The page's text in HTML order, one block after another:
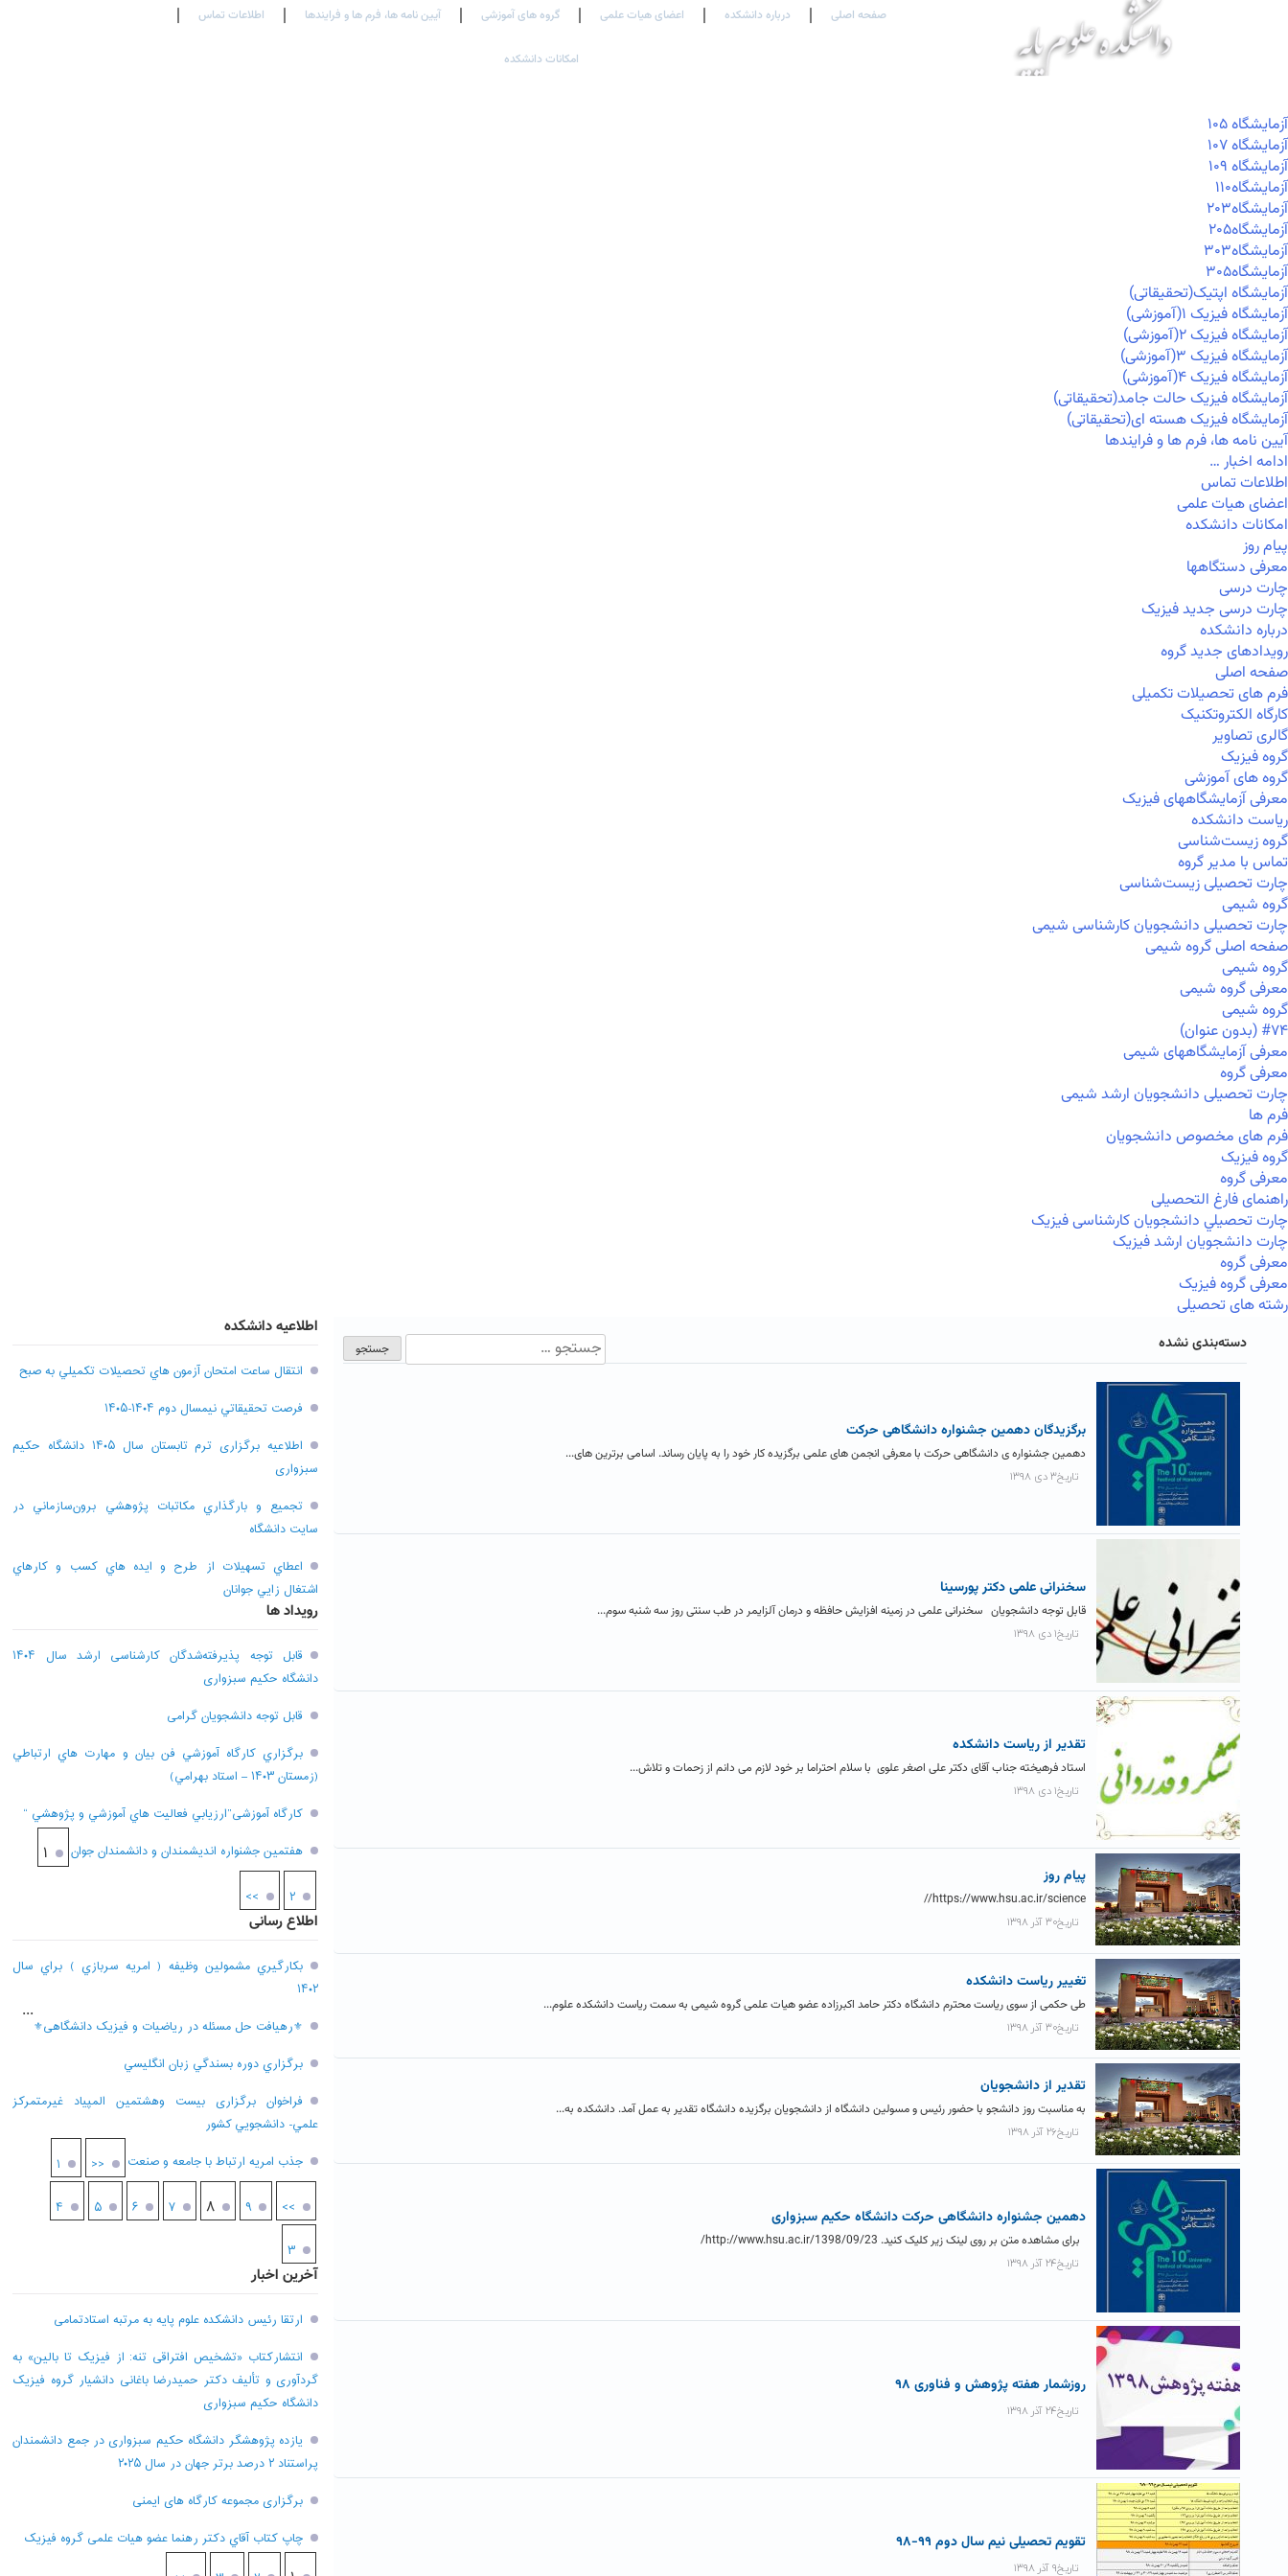
صفحه اصلی درباره دانشکده اعضای هیات علمی گروه های آموزشی آیین نامه ها، فرم ها و فرایندها اطلاعات تماس
امکانات دانشکده
آزمايشگاه ۱۰۵
آزمايشگاه ۱۰۷
آزمايشگاه ۱۰۹
آزمايشگاه۱۱۰
آزمايشگاه۲۰۳
آزمايشگاه۲۰۵
آزمايشگاه۳۰۳
آزمايشگاه۳۰۵
آزمایشگاه اپتیک(تحقیقاتی)
آزمایشگاه فیزیک ۱(آموزشی)
آزمایشگاه فیزیک ۲(آموزشی)
آزمایشگاه فیزیک ۳(آموزشی)
آزمایشگاه فیزیک ۴(آموزشی)
آزمایشگاه فیزیک حالت جامد(تحقیقاتی)
آزمایشگاه فیزیک هسته ای(تحقیقاتی)
آیین نامه ها، فرم ها و فرایندها
ادامه اخبار …
اطلاعات تماس
اعضای هیات علمی
امکانات دانشکده
پیام روز
معرفی دستگاهها
چارت درسی
چارت درسی جدید فیزیک
درباره دانشکده
رویدادهای جدید گروه
صفحه اصلی
فرم های تحصیلات تکمیلی
کارگاه الکتروتکنیک
گالری تصاویر
گروه فیزیک
گروه های آموزشی
معرفی آزمایشگاههای فیزیک
ریاست دانشکده
گروه زیست‌شناسی
تماس با مدیر گروه
چارت تحصیلی زیست‌شناسی
گروه شیمی
چارت تحصیلی دانشجویان کارشناسی شیمی
صفحه اصلی گروه شیمی
گروه شیمی
معرفی گروه شیمی
گروه شیمی
#۷۴ (بدون عنوان)
معرفی آزمایشگاههای شیمی
معرفی گروه
چارت تحصیلی دانشجویان ارشد شیمی
فرم ها
فرم های مخصوص دانشجویان
گروه فیزیک
معرفی گروه
راهنمای فارغ التحصیلی
چارت تحصيلي دانشجویان کارشناسی فیزیک
چارت دانشجویان ارشد فیزیک
معرفی گروه
معرفی گروه فیزیک
رشته های تحصیلی
دسته‌بندی نشده
برگزیدگان دهمین جشنواره دانشگاهی حرکت
دهمین جشنواره ی دانشگاهی حرکت با معرفی انجمن های علمی برگزیده کار خود را به پایان رساند. اسامی برترین های...
تاریخ۳ دی ۱۳۹۸
سخنرانی علمی دکتر پورسینا
قابل توجه دانشجویان سخنرانی علمی در زمینه افزایش حافظه و درمان آلزایمر در طب سنتی روز سه شنبه سوم...
تاریخ۱ دی ۱۳۹۸
تقدیر از ریاست دانشکده
استاد فرهیخته جناب آقای دکتر علی اصغر علوی با سلام احتراما بر خود لازم می دانم از زحمات و تلاش...
تاریخ۱ دی ۱۳۹۸
پیام روز
https://www.hsu.ac.ir/science//
تاریخ۳۰ آذر ۱۳۹۸
تغییر ریاست دانشکده
طی حکمی از سوی ریاست محترم دانشگاه دکتر حامد اکبرزاده عضو هیات علمی گروه شیمی به سمت ریاست دانشکده علوم...
تاریخ۳۰ آذر ۱۳۹۸
تقدیر از دانشجویان
به مناسبت روز دانشجو با حضور رئیس و مسولین دانشگاه از دانشجویان برگزیده دانشگاه تقدیر به عمل آمد. دانشکده به...
تاریخ۲۶ آذر ۱۳۹۸
دهمین جشنواره دانشگاهی حرکت دانشگاه حکیم سبزواری
برای مشاهده متن بر روی لینک زیر کلیک کنید. http://www.hsu.ac.ir/1398/09/23/
تاریخ۲۴ آذر ۱۳۹۸
روزشمار هفته پژوهش و فناوری ۹۸
تاریخ۲۴ آذر ۱۳۹۸
تقویم تحصیلی نیم سال دوم ۹۹-۹۸
تاریخ۹ آذر ۱۳۹۸
اطلاعیه دانشکده
انتقال ساعت امتحان آزمون هاي تحصيلات تکميلي به صبح
فرصت تحقيقاتي نیمسال دوم ۱۴۰۴-۱۴۰۵
اطلاعیه برگزاری ترم تابستان سال ۱۴۰۵ دانشگاه حکیم
سبزواری
تجميع و بارگذاري مکاتبات پژوهشي برون‌سازماني در
سايت دانشگاه
اعطاي تسهيلات از طرح و ايده هاي کسب و کارهاي
اشتغال زايي جوانان
رویداد ها
قابل توجه پذیرفته‌شدگان کارشناسی ارشد سال ۱۴۰۴
دانشگاه حکیم سبزواری
قابل توجه دانشجویان گرامی
برگزاري کارگاه آموزشي فن بيان و مهارت هاي ارتباطي
(زمستان ۱۴۰۳ – استاد بهرامي)
کارگاه آموزشی”ارزيابي فعاليت هاي آموزشي و پژوهشي “
هفتمين جشنواره انديشمندان و دانشمندان جوان
۱
۲ >>
اطلاع رسانی
بکارگيري مشمولين وظيفه ( امريه سربازي ) براي سال
۱۴۰۲
⚜رهیافت حل مسئله در ریاضیات و فیزیک دانشگاهی⚜
برگزاري دوره بسندگي زبان انگليسي
فراخوان برگزاری بيست وهشتمين المپياد غيرمتمركز
علمي- دانشجويي كشور
جذب امریه ارتباط با جامعه و صنعت
<< ۱
...
۳
۴ ۵ ۶ ۷ ۸ ۹ >>
آخرین اخبار
ارتقا رئیس دانشکده علوم پایه به مرتبه استادتمامی
انتشارکتاب «تشخیص افتراقی تنه: از فیزیک تا بالین» به
گردآوری و تألیف دکتر حمیدرضا باغانی دانشیار گروه فیزیک
دانشگاه حکیم سبزواری
یازده پژوهشگر دانشگاه حکیم سبزواری در جمع دانشمندان
پراستناد ۲ درصد برتر جهان در سال ۲۰۲۵
برگزاری مجموعه کارگاه های ایمنی
چاپ کتاب آقاي دکتر رهنما عضو هیات علمی گروه فیزیک